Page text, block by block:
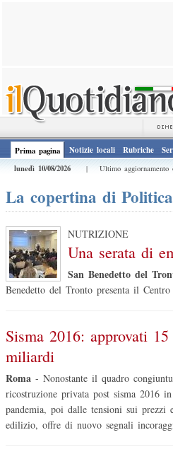
Prima pagina Notizie locali Rubriche
lunedì 10/08/2026
| Ultimo aggiornamento
La copertina di Politica
NUTRIZIONE
Una serata di
San Benedetto del
Benedetto del Tronto presenta il
Sisma 2016: approvati
miliardi
Roma - Nonostante il quadro
ricostruzione privata post sisma 2016
pandemia, poi dalle tensioni sui prezzi
edilizio, offre di nuovo segnali